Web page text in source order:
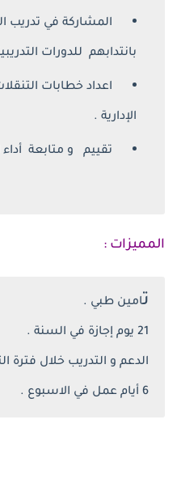
المشاركة في تدريب
بانتدابهم للدورات
اعداد خطابات
الإدارية .
تقييم و متابعة
المميزات :
تامين طبي .
21 يوم إجازة في السنة .
الدعم و التدريب خلال فترة
6 أيام عمل في الاسبوع .